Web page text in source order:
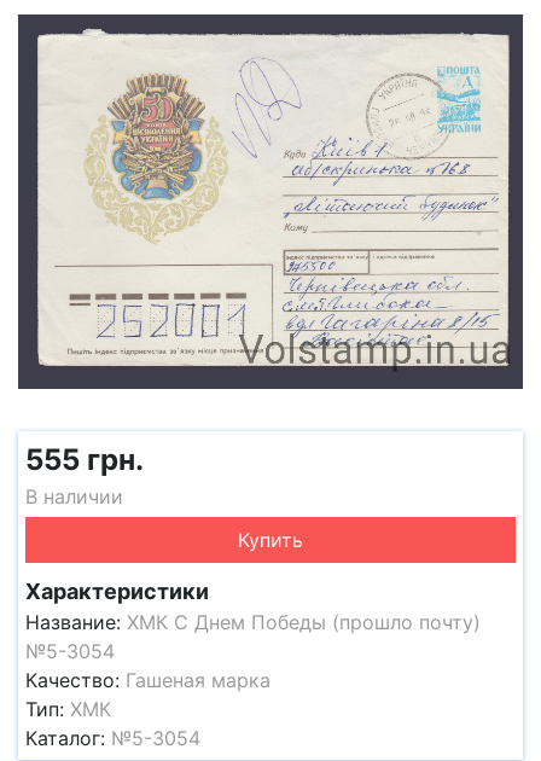
555 грн.
В наличии
Купить
Характеристики
Название: ХМК С Днем Победы (прошло почту)
№5-3054
Качество: Гашеная марка
Тип: ХМК
Каталог: №5-3054